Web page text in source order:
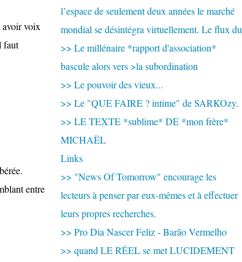
voix
faut
entre
l’espace de seulement deux années le marché
mondial se désintégra virtuellement. Le flux du
>> Le millénaire *rapport d'association*
bascule alors vers >la subordination
>> Le pouvoir des vieux...
>> Le "QUE FAIRE ? intime" de SARKOzy.
>> LE TEXTE *sublime* DE *mon frère*
MICHAËL
Links
>> "News Of Tomorrow" encourage les
lecteurs à penser par eux-mêmes et à effectuer
leurs propres recherches.
>> Pro Dia Nascer Feliz - Barão Vermelho
>> quand LE RÉEL se met LUCIDEMENT